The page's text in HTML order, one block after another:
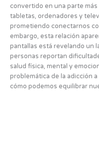
convertido en una parte
tabletas, ordenadores y
prometiendo conectarnos
embargo, esta relación
pantallas está revelando un
personas reportan
salud física, mental y
problemática de la adicción
cómo podemos equilibrar